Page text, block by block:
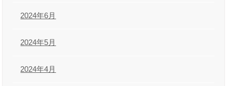
2024年6月
2024年5月
2024年4月